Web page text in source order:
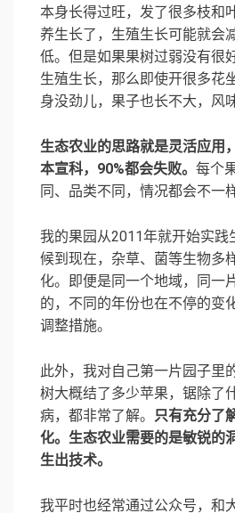
本身长得过旺，发了很多枝和
养生长了，生殖生长可能就会
低。但是如果果树过弱没有很
生殖生长，那么即使开很多花
身没劲儿，果子也长不大，风
生态农业的思路就是灵活应用
本宣科，90%都会失败。 每个
同、品类不同，情况都会不一样
我的果园从2011年就开始实践
候到现在，杂草、菌等生物多
化。即便是同一个地域，同一
的，不同的年份也在不停的变
调整措施。
此外，我对自己第一片园子里
树大概结了多少苹果，锯除了
病，都非常了解。 只有充分了
化。生态农业需要的是敏锐的
生出技术。
我平时也经常通过公众号，和